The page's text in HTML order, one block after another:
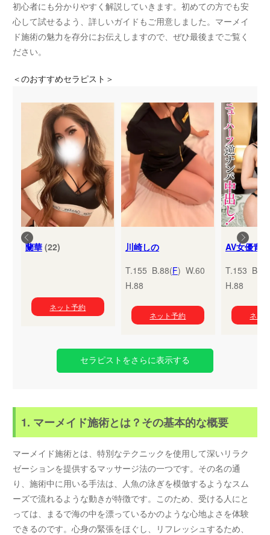
初心者にも分かりやすく解説していきます。初めての方でも安
心して試せるよう、詳しいガイドもご用意しました。マーメイ
ド施術の魅力を存分にお伝えしますので、ぜひ最後までご覧く
ださい。
＜のおすすめセラピスト＞
蘭華(22)
ネット予約
川崎しの
T.155 B.88(F) W.60
H.88
ネット予約
T.153
H.88
ネッ
セラピストをさらに表示する
1. マーメイド施術とは？その基本的な概要
マーメイド施術とは、特別なテクニックを使用して深いリラク
ゼーションを提供するマッサージ法の一つです。その名の通
り、施術中に用いる手法は、人魚の泳ぎを模倣するようなスム
ーズで流れるような動きが特徴です。このため、受ける人にと
っては、まるで海の中を漂っているかのような心地よさを体験
できるのです。心身の緊張をほぐし、リフレッシュするため、